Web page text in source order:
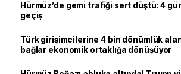
Hürmüz’de gemi trafiği sert düştü: 4
geçiş
Türk girişimcilerine 4 bin dönümlük alan
bağlar ekonomik ortaklığa dönüşüyor